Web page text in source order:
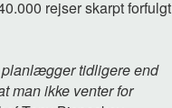
rejser skarpt forfulgt
planlægger tidligere end
man ikke venter for